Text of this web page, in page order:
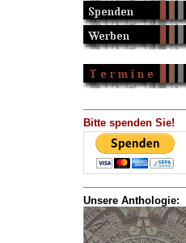
Bitte spenden Sie!
Unsere Anthologie: